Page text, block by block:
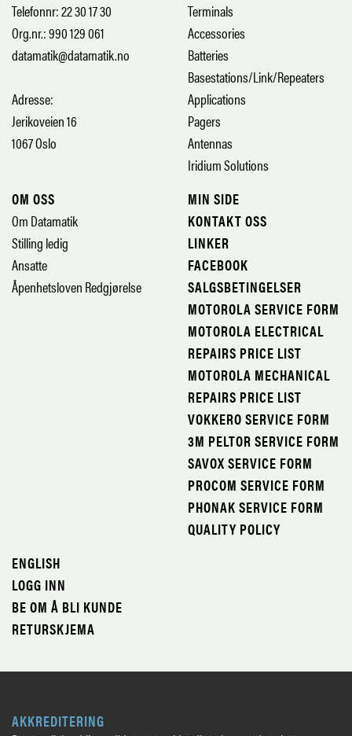
Telefonnr: 22 30 17 30
Org.nr.: 990 129 061
datamatik@datamatik.no
Adresse:
Jerikoveien 16
1067 Oslo
Terminals
Accessories
Batteries
Basestations/Link/Repeaters
Applications
Pagers
Antennas
Iridium Solutions
OM OSS
Om Datamatik
Stilling ledig
Ansatte
Åpenhetsloven Redgjørelse
MIN SIDE
KONTAKT OSS
LINKER
FACEBOOK
SALGSBETINGELSER
MOTOROLA SERVICE FORM
MOTOROLA ELECTRICAL
REPAIRS PRICE LIST
MOTOROLA MECHANICAL
REPAIRS PRICE LIST
VOKKERO SERVICE FORM
3M PELTOR SERVICE FORM
SAVOX SERVICE FORM
PROCOM SERVICE FORM
PHONAK SERVICE FORM
QUALITY POLICY
ENGLISH
LOGG INN
BE OM Å BLI KUNDE
RETURSKJEMA
AKKREDITERING